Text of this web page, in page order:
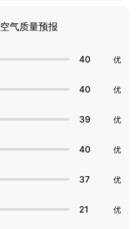
空气质量预报
40 优
40 优
39 优
40 优
37 优
21 优